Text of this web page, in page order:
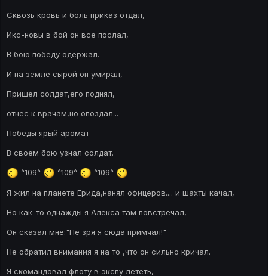
Сквозь кровь и боль приказ отдал,
Икс-новы в бой он все послал,
В бою победу одержал.
И на земле сырой он умирал,
Пришел солдат,его поднял,
отнес к врачам,но опоздал...
Победы ярый аромат
В своем бою узнал солдат.
^109^ ^109^ ^109^
Я жил на планете Ерида,нанял офицеров.... и шахты качал,
Но как-то однажды я Алекса там повстречал,
Он сказал мне:"Не зря я сюда примчал!"
Не обратил внимания я на то ,что он сильно кричал.
Я скомандовал флоту в экспу лететь,